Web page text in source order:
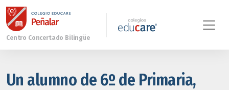
Un alumno de 6º de Primaria,